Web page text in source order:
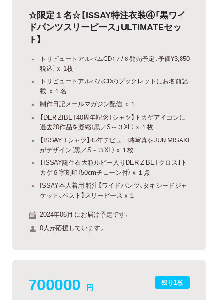
☆限定１名☆【ISSAY特注衣装④「黒ワイ
ドパンツスリーピース」ULTIMATEセッ
ト】
トリビュートアルバムCD（７/６発売予定、予価¥3,850
税込）ｘ 1枚
トリビュートアルバムCDのブックレットにお名前記
載 ｘ１名
制作日記メールマガジン配信 ｘ１
【DER ZIBET40周年記念Tシャツ】トカゲアイコンに
過去20作品を凝縮（黒／S～３XL）ｘ１枚
【ISSAY Tシャツ】85年デビュー時写真をJUN MISAKI
がデザイン（黒／S～３XL）ｘ１枚
【ISSAY誕生石大粒ルビー入りDER ZIBETクロス】ト
カゲ６字刻印（50cmチェーン付）ｘ１点
ISSAY本人着用 特注【ワイドパンツ、タキシードジャ
ケット、ベスト】スリーピースｘ１
2024年06月 にお届け予定です。
0人が応援しています。
残り1枚
700000 円